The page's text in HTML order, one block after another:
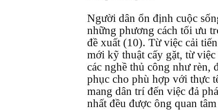
Người dân ổn định cuộc
những phương cách tối ưu
đề xuất (10). Từ việc cải
mới kỹ thuật cấy gặt, từ
các nghề thủ công như rèn,
phục cho phù hợp với thực
mang dân trí đến việc đả
nhất đều được ông quan